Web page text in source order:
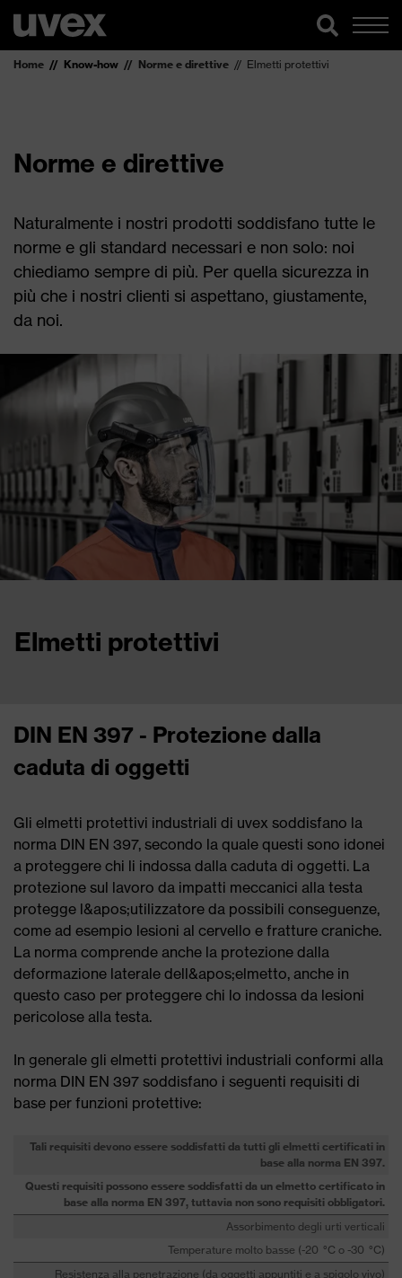
Home Know-how Norme e direttive Elmetti protettivi
Norme e direttive
Naturalmente i nostri prodotti soddisfano tutte le
norme e gli standard necessari e non solo: noi
chiediamo sempre di più. Per quella sicurezza in
più che i nostri clienti si aspettano, giustamente,
da noi.
Elmetti protettivi
DIN EN 397 - Protezione dalla
caduta di oggetti
Gli elmetti protettivi industriali di uvex soddisfano la
norma DIN EN 397, secondo la quale questi sono idonei
a proteggere chi li indossa dalla caduta di oggetti. La
protezione sul lavoro da impatti meccanici alla testa
protegge l&apos;utilizzatore da possibili conseguenze,
come ad esempio lesioni al cervello e fratture craniche.
La norma comprende anche la protezione dalla
deformazione laterale dell&apos;elmetto, anche in
questo caso per proteggere chi lo indossa da lesioni
pericolose alla testa.
In generale gli elmetti protettivi industriali conformi alla
norma DIN EN 397 soddisfano i seguenti requisiti di
base per funzioni protettive:
Tali requisiti devono essere soddisfatti da tutti gli elmetti certificati in
base alla norma EN 397.
Questi requisiti possono essere soddisfatti da un elmetto certificato in
base alla norma EN 397, tuttavia non sono requisiti obbligatori.
Assorbimento degli urti verticali
Temperature molto basse (-20 °C o -30 °C)
Resistenza alla penetrazione (da oggetti appuntiti e a spigolo vivo)